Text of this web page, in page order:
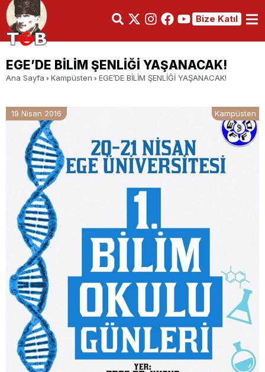
Bize Katıl
EGE’DE BİLİM ŞENLİĞİ YAŞANACAK!
Ana Sayfa Kampüsten EGE’DE BİLİM ŞENLİĞİ YAŞANACAK!
19 Nisan 2016 Kampüsten